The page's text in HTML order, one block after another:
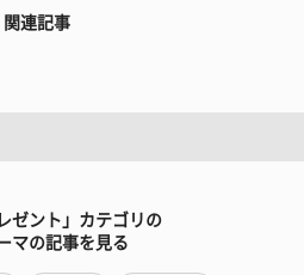
関連記事
ゼント」カテゴリの
マの記事を見る